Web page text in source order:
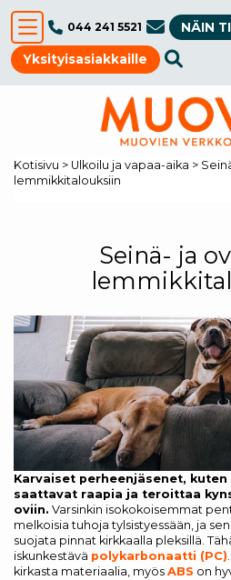
044 241 5521 NÄIN
Yksityisasiakkaille
Kotisivu > Ulkoilu ja vapaa-aika >
lemmikkitalouksiin
Seinä- ja
Karvaiset perheenjäsenet,
saattavat raapia ja teroittaa
oviin. Varsinkin isokokoisemmat
melkoisia tuhoja tylsistyessään, ja
suojata pinnat kirkkaalla pleksillä.
iskunkestävä polykarbonaatti (PC)
kirkasta materiaalia, myös ABS on